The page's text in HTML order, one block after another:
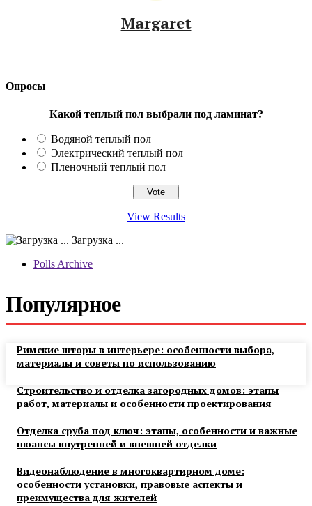
Margaret
Опросы
Какой теплый пол выбрали под ламинат?
Водяной теплый пол
Электрический теплый пол
Пленочный теплый пол
View Results
Загрузка ...
Polls Archive
Популярное
Римские шторы в интерьере: особенности выбора,
материалы и советы по использованию
Строительство и отделка загородных домов: этапы
работ, материалы и особенности проектирования
Отделка сруба под ключ: этапы, особенности и важные
нюансы внутренней и внешней отделки
Видеонаблюдение в многоквартирном доме:
особенности установки, правовые аспекты и
преимущества для жителей